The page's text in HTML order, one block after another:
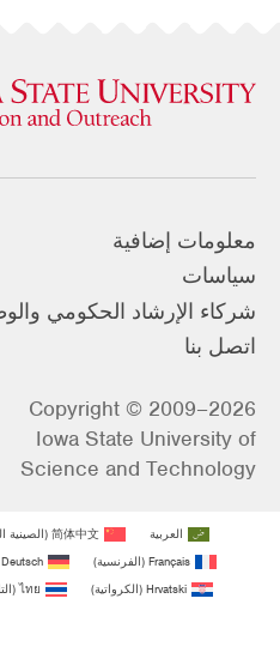
معلومات إضافية
سياسات
شركاء الإرشاد الحكومي
اتصل بنا
Copyright © 2009–2026
Iowa State University of
Science and Technology
العربية 简体中文
(الصينية
Français
(الفرنسية)
Deutsch
Hrvatski
(الكرواتية)
ไทย
(